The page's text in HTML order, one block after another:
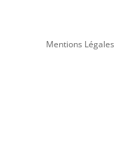
Mentions Légales